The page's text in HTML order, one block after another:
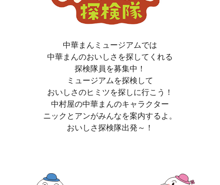
中華まんミュージアムでは
中華まんのおいしさを探してくれる
探検隊員を募集中！
ミュージアムを探検して
おいしさのヒミツを探しに行こう！
中村屋の中華まんのキャラクター
ニックとアンがみんなを案内するよ。
おいしさ探検隊出発～！